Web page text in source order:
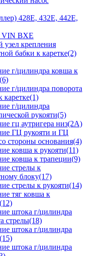
428E, 432E, 442E,
VIN BXE
узел крепления
бабки к каретке(2)
г/цилиндра ковша к
г/цилиндра поворота
каретке(1)
г/цилиндра
рукояти(5)
гц аутригера низ(2А)
ГЦ рукояти и ГЦ
стороны основания(4)
ковша к рукояти(11)
ковша к трапеции(9)
стрелы к
блоку(17)
стрелы к рукояти(14)
тяг ковша к
штока г/цилиндра
стрелы(18)
штока г/цилиндра
штока г/цилиндра